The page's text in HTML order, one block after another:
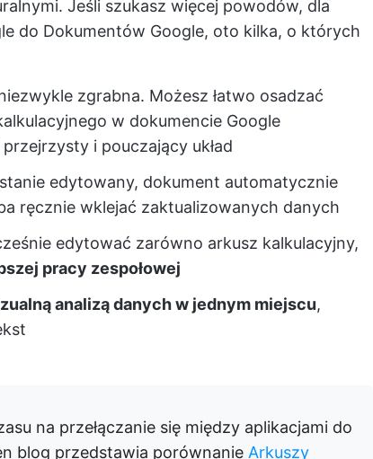
Jeśli szukasz więcej powodów, dla
do Dokumentów Google, oto kilka, o których
zgrabna. Możesz łatwo osadzać
w dokumencie Google
i pouczający układ
edytowany, dokument automatycznie
ręcznie wklejać zaktualizowanych danych
edytować zarówno arkusz kalkulacyjny,
pracy zespołowej
analizą danych w jednym miejscu,
na przełączanie się między aplikacjami do
blog przedstawia porównanie Arkuszy